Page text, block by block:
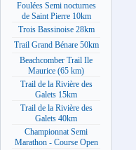
Foulées Semi nocturnes
de Saint Pierre 10km
Trois Bassinoise 28km
Trail Grand Bénare 50km
Beachcomber Trail Ile
Maurice (65 km)
Trail de la Rivière des
Galets 15km
Trail de la Rivière des
Galets 40km
Championnat Semi
Marathon - Course Open